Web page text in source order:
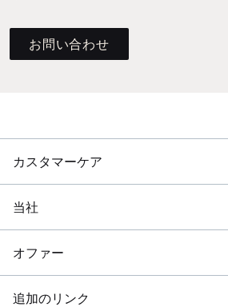
お問い合わせ
カスタマーケア
当社
オファー
追加のリンク